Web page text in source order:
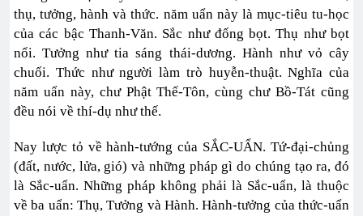
thụ, tưởng, hành và thức. năm uẩn này là mục-tiêu tu-học
của các bậc Thanh-Văn. Sắc như đống bọt. Thụ như bọt
nổi. Tưởng như tia sáng thái-dương. Hành như vỏ cây
chuối. Thức như người làm trò huyễn-thuật. Nghĩa của
năm uẩn này, chư Phật Thế-Tôn, cùng chư Bồ-Tát cũng
đều nói về thí-dụ như thế.
Nay lược tỏ về hành-tướng của SẮC-UẨN. Tứ-đại-chủng
(đất, nước, lửa, gió) và những pháp gì do chúng tạo ra, đó
là Sắc-uẩn. Những pháp không phải là Sắc-uẩn, là thuộc
về ba uẩn: Thụ, Tưởng và Hành. Hành-tưởng của thức-uẩn